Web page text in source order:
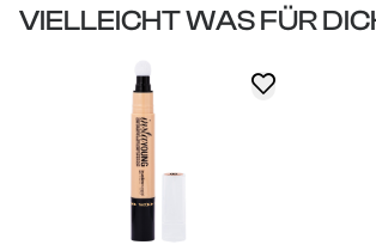
VIELLEICHT WAS FÜR